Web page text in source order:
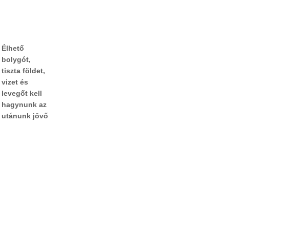
Élhető
bolygót,
tiszta földet,
vizet és
levegőt kell
hagynunk az
utánunk jövő